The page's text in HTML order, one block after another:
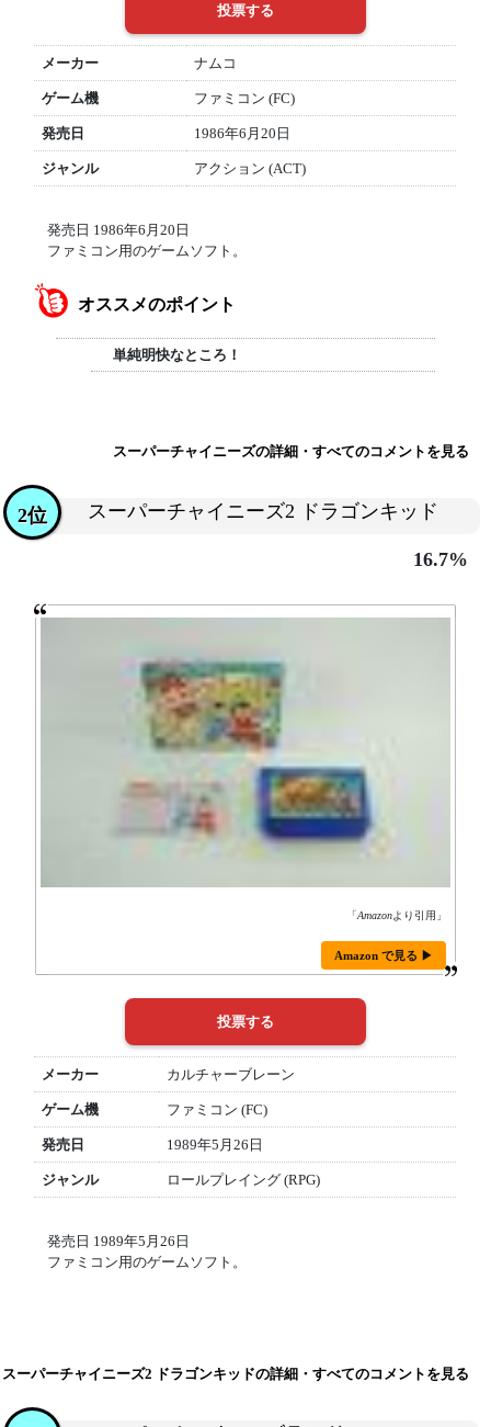
メーカー ナムコ
ゲーム機 ファミコン (FC)
発売日 1986年6月20日
ジャンル アクション (ACT)
発売日 1986年6月20日
ファミコン用のゲームソフト。
オススメのポイント
単純明快なところ！
スーパーチャイニーズの詳細・すべてのコメントを見る
スーパーチャイニーズ2 ドラゴンキッド
2位
16.7%
「Amazonより引用」
Amazon で見る ▶
メーカー カルチャーブレーン
ゲーム機 ファミコン (FC)
発売日 1989年5月26日
ジャンル ロールプレイング (RPG)
発売日 1989年5月26日
ファミコン用のゲームソフト。
スーパーチャイニーズ2 ドラゴンキッドの詳細・すべてのコメントを見る